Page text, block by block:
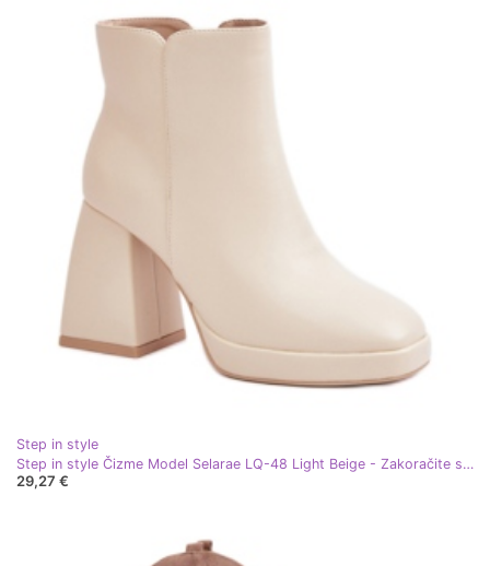
Step in style
Step in style Čizme Model Selarae LQ-48 Light Beige - Zakoračite sa stilom bež
29,27 €